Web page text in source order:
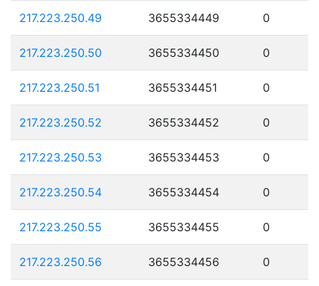
217.223.250.49 3655334449 0
217.223.250.50 3655334450 0
217.223.250.51 3655334451 0
217.223.250.52 3655334452 0
217.223.250.53 3655334453 0
217.223.250.54 3655334454 0
217.223.250.55 3655334455 0
217.223.250.56 3655334456 0